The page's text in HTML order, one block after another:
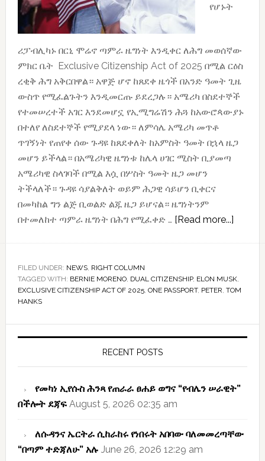
የሆኑት
ሪፓብሊካኑ በርኒ ሞሬኖ ጣምራ ዜግነት እንዲቀር ለሕግ መወሰኛው
ምክር ቤት Exclusive Citizenship Act of 2025 በሚል ርዕስ
ረቂቅ ሕግ አቅርበዋል። አዋጅ ሆኖ ከጸደቀ ዜጎች በአንድ ዓመት ጊዜ
ውስጥ የሚፈልጉትን እንዲመርጡ ይደረጋሉ። አሜሪካ በስደተኞች
የተመሠረተች አገር እንደመሆኗ የኢሚግሬሽን ሕጓ ከአውሮጳውያኑ
በተለየ ለስደተኞች የሚያደላ ነው። ለምሳሌ አሜሪካ መጥቶ
ጥገኝነት የጠየቀ ሰው ጉዳዩ ከጸደቀለት ከአምስት ዓመት በኋላ ዜጋ
መሆን ይችላል። በአሜሪካዊ ዜግነቱ ከሌላ ሀገር ሚስት ቢያመጣ
አሜሪካዊ ስላገባች በሚል እሷ በሦስት ዓመት ዜጋ መሆን
ትችላለች። ጉዳዩ ሳያልቅለት ወይም ሕጋዊ ሳይሆን ቢቀርና
በመካከል ግን ልጅ ቢወልድ ልጁ ዜጋ ይሆናል። ዜግነትንም
በተመለከተ ጣምራ ዜግነት በሕግ የሚፈቀድ … [Read more...]about
እንዲቀር
ጥያቄ
FILED UNDER: NEWS, RIGHT COLUMN
TAGGED WITH: BERNIE MORENO, DUAL CITIZENSHIP, ELON MUSK,
EXCLUSIVE CITIZENSHIP ACT OF 2025, ONE PASSPORT, PETER, TOM
HANKS
RECENT POSTS
የመካነ ኢየሱስ ሕንጻ የጠራራ ፀሐይ ወግና “የብሌን ሠራዊት”
በችሎት ደጃፍ August 5, 2026 02:35 am
ለሱዳንና ኤርትራ ሲከራከሩ የነበሩት አበባው ባለመመረጣቸው
“በጣም ተድጃለሁ” አሉ June 26, 2026 12:29 am